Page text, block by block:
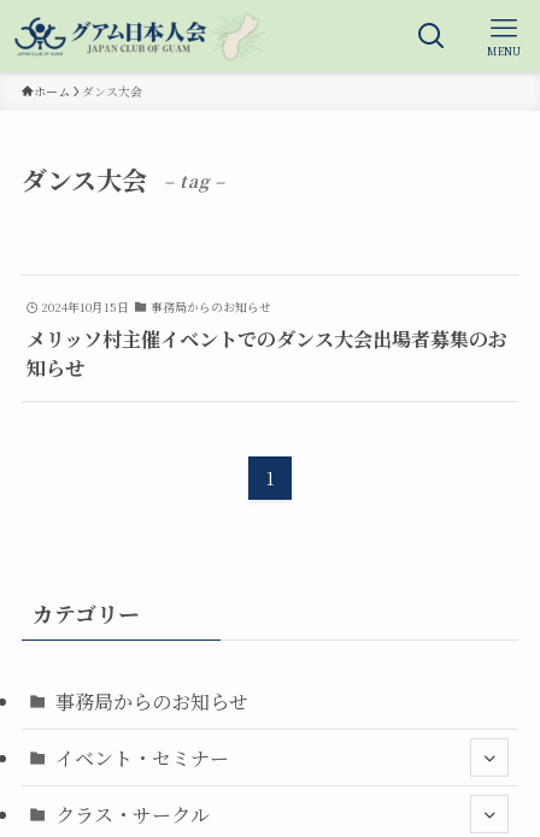
MENU
ホーム ダンス大会
ダンス大会 – tag –
2024年10月15日 事務局からのお知らせ
メリッソ村主催イベントでのダンス大会出場者募集のお
知らせ
1
カテゴリー
事務局からのお知らせ
イベント・セミナー
クラス・サークル